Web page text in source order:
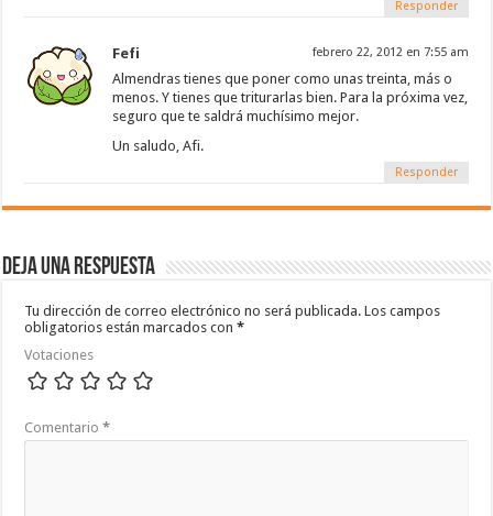
Responder
Fefi febrero 22, 2012 en 7:55 am
Almendras tienes que poner como unas treinta, más o
menos. Y tienes que triturarlas bien. Para la próxima vez,
seguro que te saldrá muchísimo mejor.
Un saludo, Afi.
Responder
Deja una respuesta
Tu dirección de correo electrónico no será publicada. Los campos
obligatorios están marcados con*
Votaciones
Comentario*